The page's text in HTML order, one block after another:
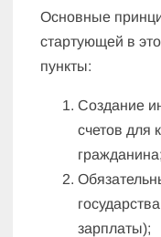
Основные
стартующей в
пункты:
Создание
счетов для
гражданина;
зарплаты);